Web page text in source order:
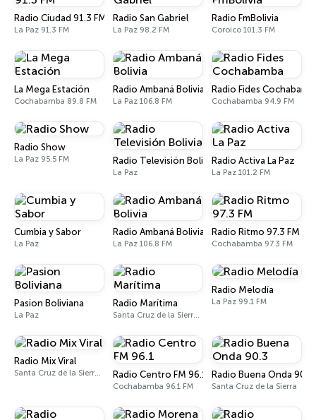
Radio Ciudad 91.3 FM
La Paz 91.3 FM
Radio San Gabriel
La Paz 98.2 FM
Radio FmBolivia
Coroico 101.3 FM
La Mega Estación
Cochabamba 89.8 FM
Radio Ambaná Bolivia
La Paz 106.8 FM
Radio Fides
Cochabamba 94.9 FM
Radio Show
La Paz 95.5 FM Radio Televisión Bolivia
La Paz
Radio Activa La Paz
La Paz 101.2 FM
Cumbia y Sabor
La Paz
Radio Ambaná Bolivia
La Paz 106.8 FM
Radio Ritmo 97.3 FM
Cochabamba 97.3 FM
Pasion Boliviana
La Paz
Radio Marítima
Santa Cruz de la Sierra 100.9 FM
Radio Melodía
La Paz 99.1 FM
Radio Mix Viral
Santa Cruz de la Sierra 93.1 FM Radio Centro FM 96.1
Cochabamba 96.1 FM
Radio Buena Onda 90.3
Santa Cruz de la Sierra